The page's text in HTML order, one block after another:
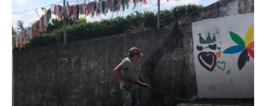
Planos de Assinatura
Faça-se assinante do Região de Cister e ajude-nos a manter este serviço
público!
Sendo assinante terá acesso a todos os conteúdos exclusivos e versões